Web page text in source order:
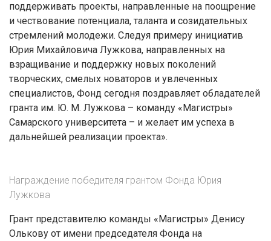
поддерживать проекты, направленные на поощрение
и чествование потенциала, таланта и созидательных
стремлений молодежи. Следуя примеру инициатив
Юрия Михайловича Лужкова, направленных на
взращивание и поддержку новых поколений
творческих, смелых новаторов и увлеченных
специалистов, Фонд сегодня поздравляет обладателей
гранта им. Ю. М. Лужкова – команду «Магистры»
Самарского университета – и желает им успеха в
дальнейшей реализации проекта».
Награждение победителя грантом Фонда Юрия
Лужкова
Грант представителю команды «Магистры» Денису
Олькову от имени председателя Фонда на